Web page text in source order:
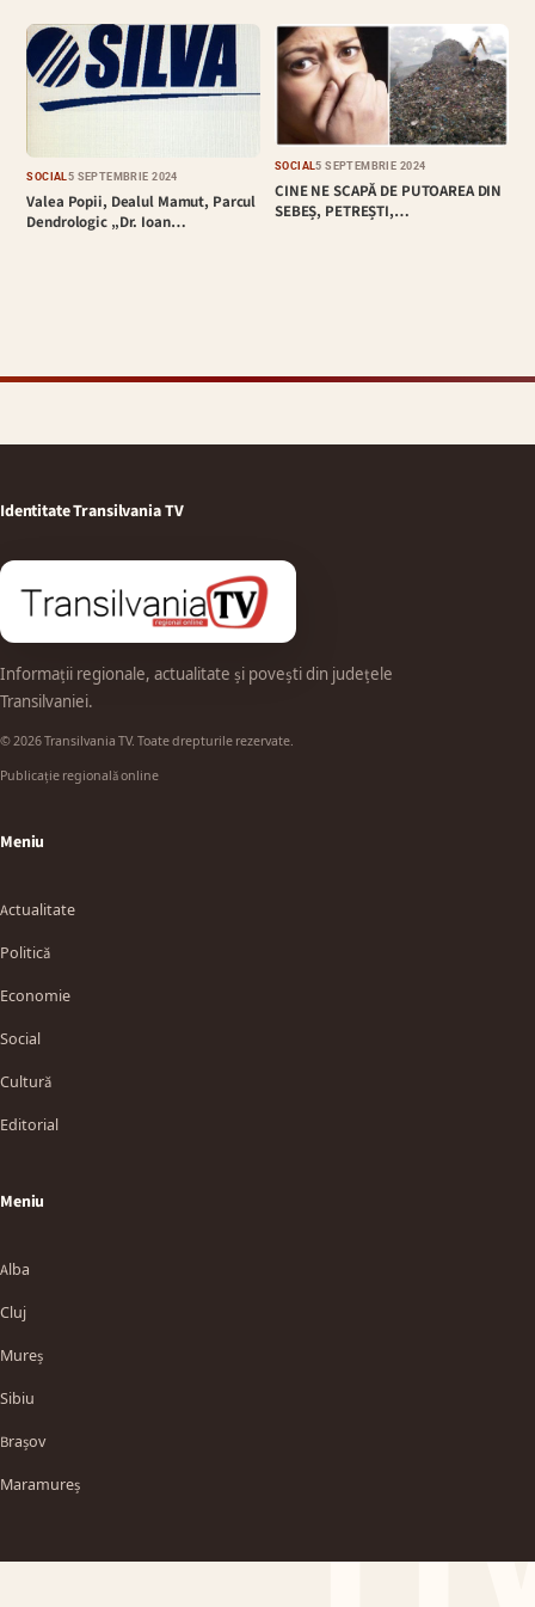
SOCIAL5 SEPTEMBRIE 2024
Valea Popii, Dealul Mamut, Parcul
Dendrologic „Dr. Ioan…
SOCIAL5 SEPTEMBRIE 2024
CINE NE SCAPĂ DE PUTOAREA DIN
SEBEȘ, PETREȘTI,…
Identitate Transilvania TV
Informații regionale, actualitate și povești din județele
Transilvaniei.
© 2026 Transilvania TV. Toate drepturile rezervate.
Publicație regională online
Meniu
Actualitate
Politică
Economie
Social
Cultură
Editorial
Meniu
Alba
Cluj
Mureș
Sibiu
Brașov
Maramureș